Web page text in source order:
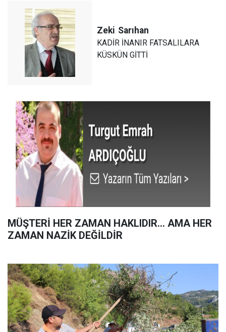
Zeki Sarıhan
KADİR İNANIR FATSALILARA
KÜSKÜN GİTTİ
MÜŞTERİ HER ZAMAN HAKLIDIR… AMA HER
ZAMAN NAZİK DEĞİLDİR